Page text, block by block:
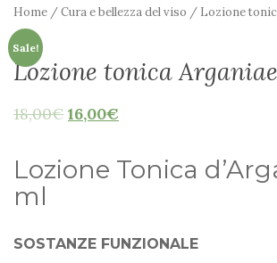
Home /Cura e bellezza del viso / Lozione
Sale!
Lozione tonica
18,00€ 16,00€
Lozione Tonica
ml
SOSTANZE FUNZIONALE